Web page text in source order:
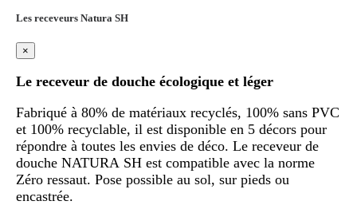
Les receveurs Natura SH
×
Le receveur de douche écologique et léger
Fabriqué à 80% de matériaux recyclés, 100% sans PVC
et 100% recyclable, il est disponible en 5 décors pour
répondre à toutes les envies de déco. Le receveur de
douche NATURA SH est compatible avec la norme
Zéro ressaut. Pose possible au sol, sur pieds ou
encastrée.